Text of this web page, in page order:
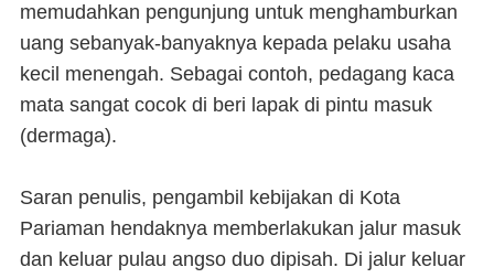
memudahkan pengunjung untuk menghamburkan
uang sebanyak-banyaknya kepada pelaku usaha
kecil menengah. Sebagai contoh, pedagang kaca
mata sangat cocok di beri lapak di pintu masuk
(dermaga).
Saran penulis, pengambil kebijakan di Kota
Pariaman hendaknya memberlakukan jalur masuk
dan keluar pulau angso duo dipisah. Di jalur keluar